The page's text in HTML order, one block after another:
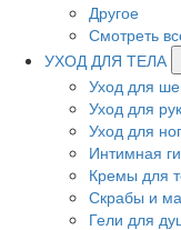
Другое
Смотреть
УХОД ДЛЯ ТЕЛА
Уход для
Уход для рук
Уход для ног
Интимная
Кремы для
Скрабы и
Гели для